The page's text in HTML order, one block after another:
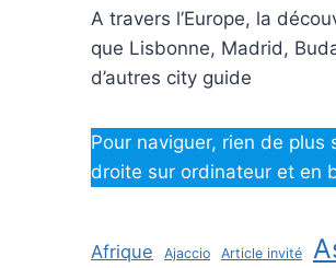
A travers l’Europe, la
que Lisbonne, Madrid,
d’autres city guide
Pour naviguer, rien de plus
droite sur ordinateur et en
Afrique Ajaccio Article invité